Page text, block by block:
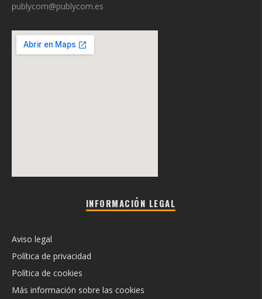
publycom@publycom.es
INFORMACIÓN LEGAL
Aviso legal
Política de privacidad
Política de cookies
Más información sobre las cookies